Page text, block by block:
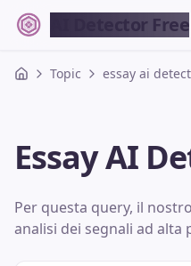
AI Detector Free
Topic essay ai
Essay AI
Per questa query, il
analisi dei segnali ad alta